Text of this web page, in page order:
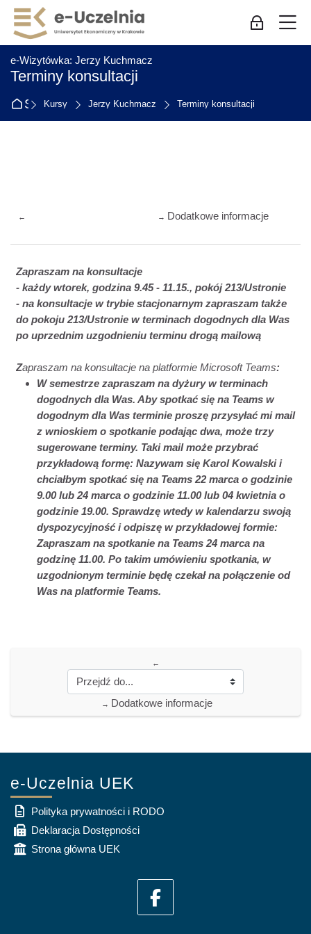
Skip to navigation
Skip to login form
Przejdź do głównej zawartości
Skip to accessibility options
Skip to footer
Skip accessibility options
Zaloguj
e-Wizytówka: Jerzy Kuchmacz
Terminy konsultacji
Strona główna
Kursy Jerzy Kuchmacz Terminy konsultacji
← → Dodatkowe informacje
Zapraszam na konsultacje
- każdy wtorek, godzina 9.45 - 11.15., pokój 213/Ustronie
- na konsultacje w trybie stacjonarnym zapraszam także
do pokoju 213/Ustronie w terminach dogodnych dla Was
po uprzednim uzgodnieniu terminu drogą mailową
Zapraszam na konsultacje na platformie Microsoft Teams:
W semestrze zapraszam na dyżury w terminach
dogodnych dla Was. Aby spotkać się na Teams w
dogodnym dla Was terminie proszę przysyłać mi mail
z wnioskiem o spotkanie podając dwa, może trzy
sugerowane terminy. Taki mail może przybrać
przykładową formę: Nazywam się Karol Kowalski i
chciałbym spotkać się na Teams 22 marca o godzinie
9.00 lub 24 marca o godzinie 11.00 lub 04 kwietnia o
godzinie 19.00. Sprawdzę wtedy w kalendarzu swoją
dyspozycyjność i odpiszę w przykładowej formie:
Zapraszam na spotkanie na Teams 24 marca na
godzinę 11.00. Po takim umówieniu spotkania, w
uzgodnionym terminie będę czekał na połączenie od
Was na platformie Teams.
←
→ Dodatkowe informacje
e-Uczelnia UEK
Polityka prywatności i RODO
Deklaracja Dostępności
Strona główna UEK